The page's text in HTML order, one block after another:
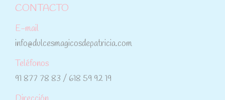
CONTACTO
E-mail
info@dulcesmagicosdepatricia.com
Teléfonos
91 877 78 83 / 618 59 92 19